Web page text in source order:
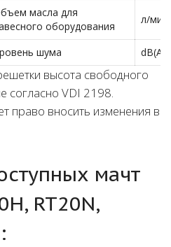
масла для
оборудования
л/мин
шума dB(A)
высота свободного
согласно VDI 2198.
право вносить изменения в
мачт
RT20N,